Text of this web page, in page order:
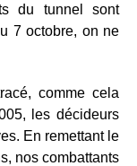
du tunnel sont
7 octobre, on ne
comme cela
les décideurs
En remettant le
nos combattants